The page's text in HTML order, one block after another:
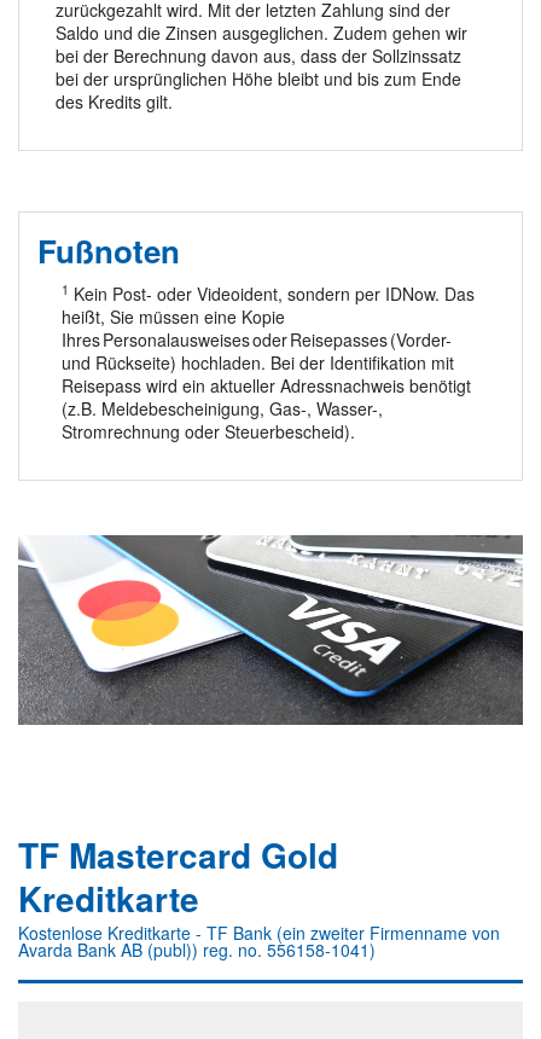
zurückgezahlt wird. Mit der letzten Zahlung sind der
Saldo und die Zinsen ausgeglichen. Zudem gehen wir
bei der Berechnung davon aus, dass der Sollzinssatz
bei der ursprünglichen Höhe bleibt und bis zum Ende
des Kredits gilt.
Fußnoten
1 Kein Post- oder Videoident, sondern per IDNow. Das
heißt, Sie müssen eine Kopie
Ihres Personalausweises oder Reisepasses (Vorder-
und Rückseite) hochladen. Bei der Identifikation mit
Reisepass wird ein aktueller Adressnachweis benötigt
(z.B. Meldebescheinigung, Gas-, Wasser-,
Stromrechnung oder Steuerbescheid).
TF Mastercard Gold
Kreditkarte
Kostenlose Kreditkarte - TF Bank (ein zweiter Firmenname von
Avarda Bank AB (publ)) reg. no. 556158-1041)